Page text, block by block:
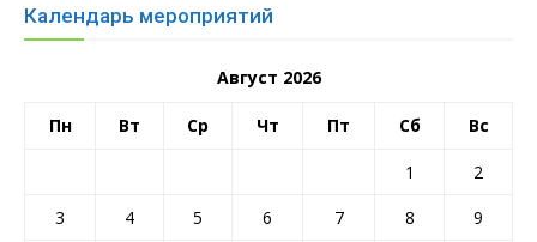
Календарь мероприятий
Август 2026
Пн Вт Ср Чт Пт Сб Вс
1
2
3
4 5 6 7 8
9